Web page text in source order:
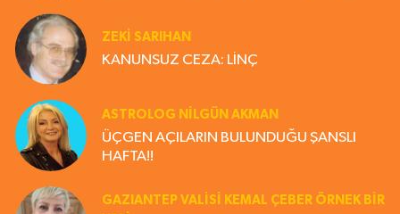
ZEKI SARIHAN
KANUNSUZ CEZA: LİNÇ
ASTROLOG NILGÜN AKMAN
ÜÇGEN AÇILARIN BULUNDUĞU ŞANSLI
HAFTA!!
GAZIANTEP VALISI KEMAL ÇEBER ÖRNEK BİR